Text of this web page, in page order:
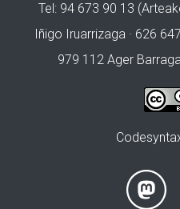
Tel: 94 673 90 13
Iñigo Iruarrizaga · 626
979 112 Ager